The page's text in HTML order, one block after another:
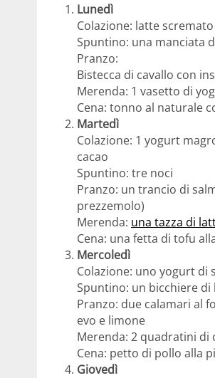
Lunedì
Colazione: latte
Spuntino: una manciata
Pranzo:
Bistecca di cavallo con
Merenda: 1 vasetto di
Cena: tonno al naturale
Martedì
Colazione: 1 yogurt
cacao
Spuntino: tre noci
Pranzo: un trancio di
prezzemolo)
Merenda: una tazza di
Cena: una fetta di tofu
Mercoledì
Colazione: uno yogurt di
Spuntino: un bicchiere
Pranzo: due calamari al
evo e limone
Merenda: 2 quadratini
Cena: petto di pollo alla
Giovedì